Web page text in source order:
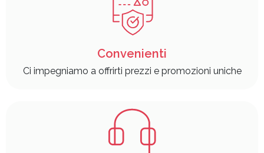
Convenienti
Ci impegniamo a offrirti prezzi e promozioni uniche